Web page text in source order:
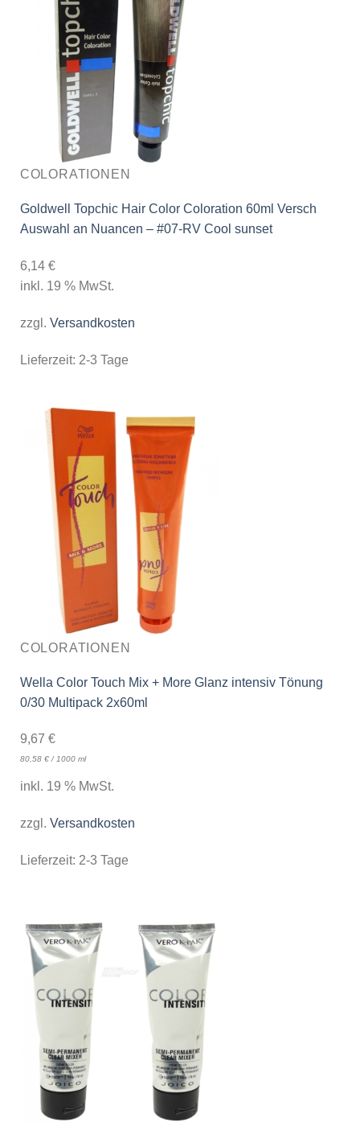
COLORATIONEN
Goldwell Topchic Hair Color Coloration 60ml Versch
Auswahl an Nuancen – #07-RV Cool sunset
6,14 €
inkl. 19 % MwSt.
zzgl. Versandkosten
Lieferzeit: 2-3 Tage
COLORATIONEN
Wella Color Touch Mix + More Glanz intensiv Tönung
0/30 Multipack 2x60ml
9,67 €
80,58 €/1000 ml
inkl. 19 % MwSt.
zzgl. Versandkosten
Lieferzeit: 2-3 Tage